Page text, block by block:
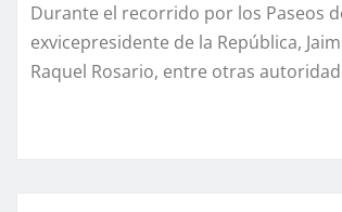
Durante el recorrido por los Paseos
exvicepresidente de la República,
Raquel Rosario, entre otras